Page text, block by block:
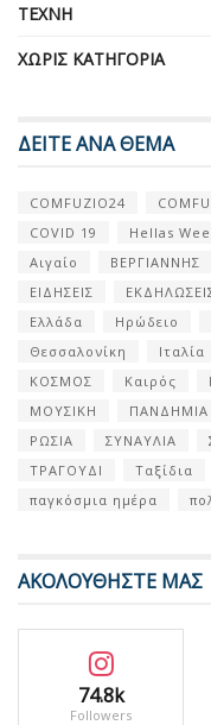
ΤΈΧΝΗ
ΧΩΡΊΣ ΚΑΤΗΓΟΡΊΑ
ΔΕΙΤΕ ΑΝΑ ΘΕΜΑ
COMFUZIO24
COVID 19
Hellas
Αιγαίο
ΒΕΡΓΙΑΝΝΗΣ
ΕΙΔΗΣΕΙΣ
Ελλάδα
Ηρώδειο
Θεσσαλονίκη
Ιταλία
ΚΟΣΜΟΣ
Καιρός
ΜΟΥΣΙΚΗ
ΠΑΝΔΗΜΙΑ
ΡΩΣΙΑ
ΣΥΝΑΥΛΙΑ
ΤΡΑΓΟΥΔΙ
Ταξίδια
παγκόσμια ημέρα
ΑΚΟΛΟΥΘΗΣΤΕ ΜΑΣ
74.8k
Followers